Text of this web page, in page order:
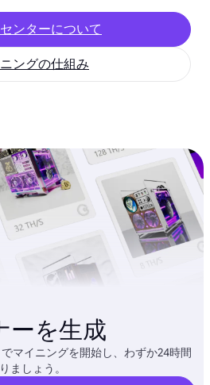
ンターについて
ングの仕組み
ーを生成
マイニングを開始し、わずか24時間
ましょう。